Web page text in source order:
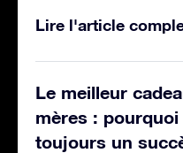
Lire l'article
Le meilleur
mères :
toujours un